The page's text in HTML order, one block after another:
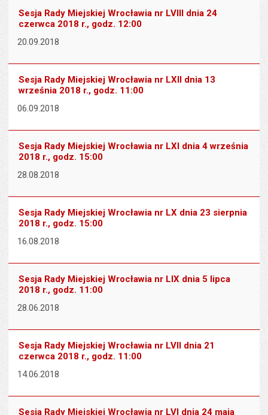
Sesja Rady Miejskiej Wrocławia nr LVIII dnia 24
czerwca 2018 r., godz. 12:00
20.09.2018
Sesja Rady Miejskiej Wrocławia nr LXII dnia 13
września 2018 r., godz. 11:00
06.09.2018
Sesja Rady Miejskiej Wrocławia nr LXI dnia 4 września
2018 r., godz. 15:00
28.08.2018
Sesja Rady Miejskiej Wrocławia nr LX dnia 23 sierpnia
2018 r., godz. 15:00
16.08.2018
Sesja Rady Miejskiej Wrocławia nr LIX dnia 5 lipca
2018 r., godz. 11:00
28.06.2018
Sesja Rady Miejskiej Wrocławia nr LVII dnia 21
czerwca 2018 r., godz. 11:00
14.06.2018
Sesja Rady Miejskiej Wrocławia nr LVI dnia 24 maja